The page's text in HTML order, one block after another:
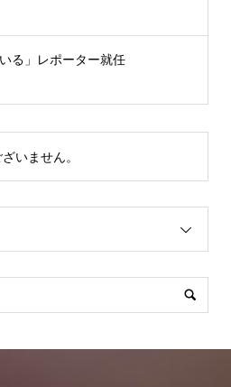
る」レポーター就任
いません。